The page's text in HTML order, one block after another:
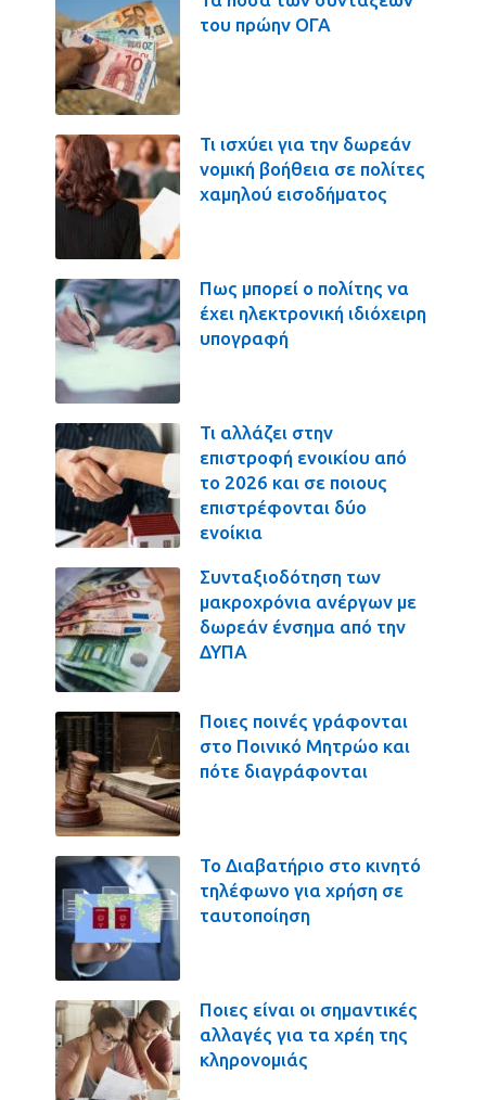
του πρώην ΟΓΑ
Τι ισχύει για την δωρεάν
νομική βοήθεια σε πολίτες
χαμηλού εισοδήματος
Πως μπορεί ο πολίτης να
έχει ηλεκτρονική ιδιόχειρη
υπογραφή
Τι αλλάζει στην
επιστροφή ενοικίου από
το 2026 και σε ποιους
επιστρέφονται δύο
ενοίκια
Συνταξιοδότηση των
μακροχρόνια ανέργων με
δωρεάν ένσημα από την
ΔΥΠΑ
Ποιες ποινές γράφονται
στο Ποινικό Μητρώο και
πότε διαγράφονται
Το Διαβατήριο στο κινητό
τηλέφωνο για χρήση σε
ταυτοποίηση
Ποιες είναι οι σημαντικές
αλλαγές για τα χρέη της
κληρονομιάς